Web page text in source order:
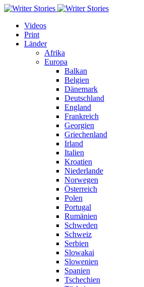
Videos
Print
Länder
Afrika
Europa
Balkan
Belgien
Dänemark
Deutschland
England
Frankreich
Georgien
Griechenland
Irland
Italien
Kroatien
Niederlande
Norwegen
Österreich
Polen
Portugal
Rumänien
Schweden
Schweiz
Serbien
Slowakai
Slowenien
Spanien
Tschechien